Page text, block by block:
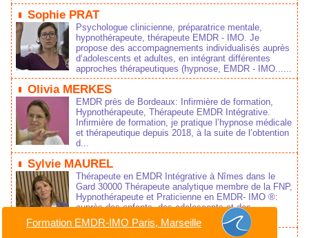
Sophie PRAT
Psychologue clinicienne, préparatrice mentale,
hypnothérapeute, thérapeute EMDR - IMO. Je
propose des accompagnements individualisés auprès
d‘adolescents et adultes, en intégrant différentes
approches thérapeutiques (hypnose, EMDR - IMO......
Olivia MERKES
EMDR près de Bordeaux: Infirmière de formation,
Hypnothérapeute, Thérapeute EMDR Intégrative.
Infirmière de formation, je pratique l’hypnose médicale
et thérapeutique depuis 2018, à la suite de l’obtention
d...
Sylvie MAUREL
Thérapeute en EMDR Intégrative à Nîmes dans le
Gard 30000 Thérapeute analytique membre de la FNP,
Hypnothérapeute et Praticienne en EMDR- IMO ®:
auprès des enfants, des adolescents et des
adultes....
Formation EMDR-IMO Paris, Marseille